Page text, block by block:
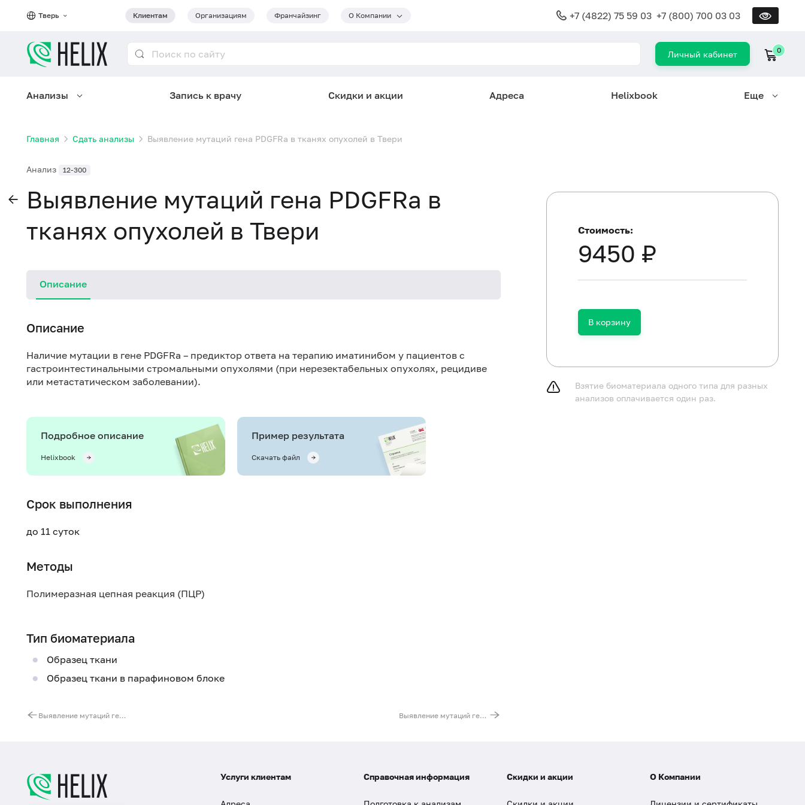
Тверь Клиентам Организациям Франчайзинг О Компании +7 (4822) 75 59 03 +7 (800) 700 03 03
Личный кабинет 0
Анализы Запись к врачу Скидки и акции Адреса Helixbook Еще
Главная Сдать анализы Выявление мутаций гена PDGFRa в тканях опухолей в Твери
Анализ 12-300
Выявление мутаций гена PDGFRa в
тканях опухолей в Твери
Описание
Описание
Наличие мутации в гене PDGFRa – предиктор ответа на терапию иматинибом у пациентов с
гастроинтестинальными стромальными опухолями (при нерезектабельных опухолях, рецидиве
или метастатическом заболевании).
Подробное описание
Helixbook
Пример результата
Скачать файл
Срок выполнения
до 11 суток
Методы
Полимеразная цепная реакция (ПЦР)
Тип биоматериала
Образец ткани
Образец ткани в парафиновом блоке
Выявление мутаций гена c-KIT в тканях опухолей Выявление мутаций гена MET в тканях опухолей
Стоимость:
9450 ₽
В корзину
Взятие биоматериала одного типа для разных
анализов оплачивается один раз.
Услуги клиентам Справочная информация Скидки и акции О Компании